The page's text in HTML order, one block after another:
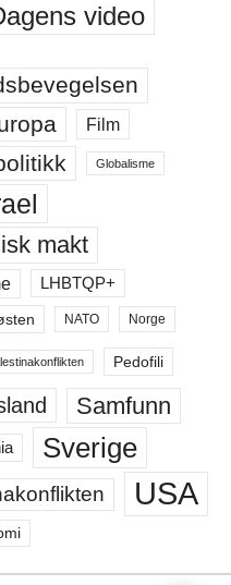
video
Film
Globalisme
makt
LHBTQP+
NATO Norge
Pedofili
Samfunn
Sverige
USA